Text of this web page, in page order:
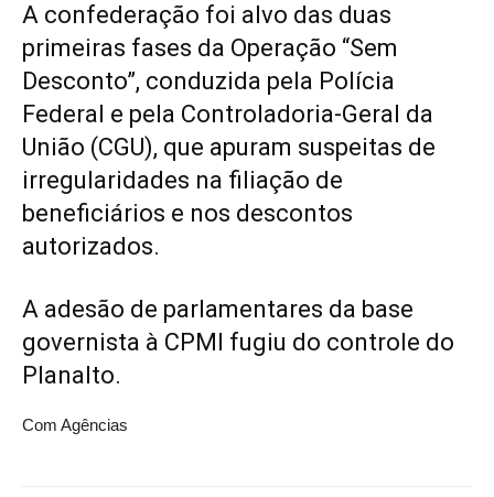
A confederação foi alvo das duas
primeiras fases da Operação “Sem
Desconto”, conduzida pela Polícia
Federal e pela Controladoria-Geral da
União (CGU), que apuram suspeitas de
irregularidades na filiação de
beneficiários e nos descontos
autorizados.
A adesão de parlamentares da base
governista à CPMI fugiu do controle do
Planalto.
Com Agências